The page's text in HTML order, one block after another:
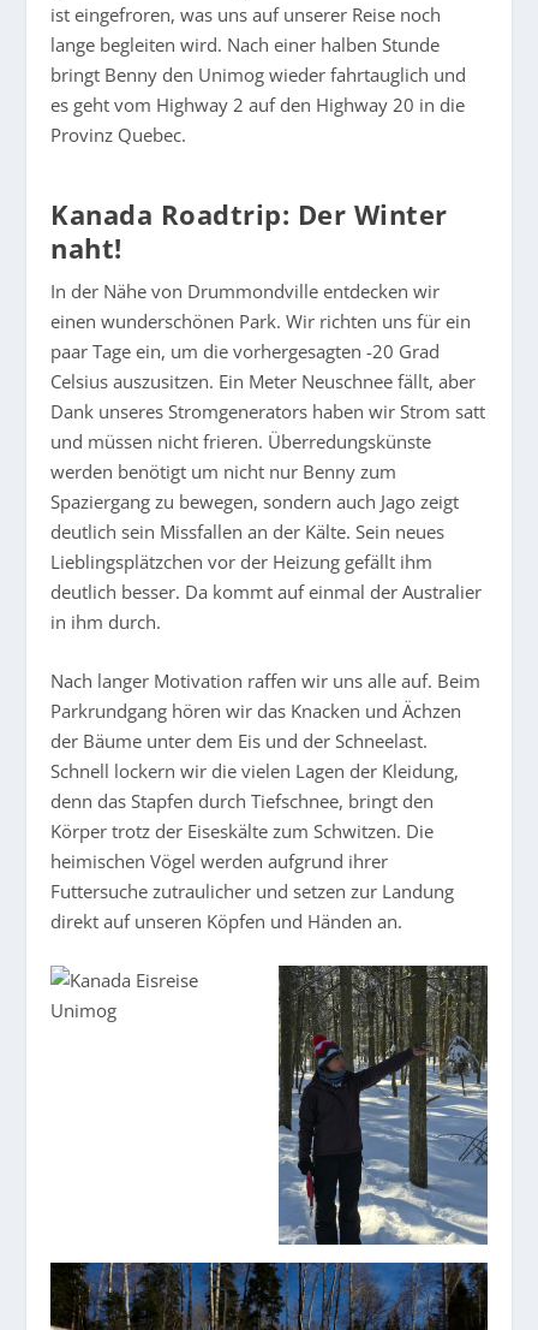
ist eingefroren, was uns auf unserer Reise noch
lange begleiten wird. Nach einer halben Stunde
bringt Benny den Unimog wieder fahrtauglich und
es geht vom Highway 2 auf den Highway 20 in die
Provinz Quebec.
Kanada Roadtrip: Der Winter
naht!
In der Nähe von Drummondville entdecken wir
einen wunderschönen Park. Wir richten uns für ein
paar Tage ein, um die vorhergesagten -20 Grad
Celsius auszusitzen. Ein Meter Neuschnee fällt, aber
Dank unseres Stromgenerators haben wir Strom satt
und müssen nicht frieren. Überredungskünste
werden benötigt um nicht nur Benny zum
Spaziergang zu bewegen, sondern auch Jago zeigt
deutlich sein Missfallen an der Kälte. Sein neues
Lieblingsplätzchen vor der Heizung gefällt ihm
deutlich besser. Da kommt auf einmal der Australier
in ihm durch.
Nach langer Motivation raffen wir uns alle auf. Beim
Parkrundgang hören wir das Knacken und Ächzen
der Bäume unter dem Eis und der Schneelast.
Schnell lockern wir die vielen Lagen der Kleidung,
denn das Stapfen durch Tiefschnee, bringt den
Körper trotz der Eiseskälte zum Schwitzen. Die
heimischen Vögel werden aufgrund ihrer
Futtersuche zutraulicher und setzen zur Landung
direkt auf unseren Köpfen und Händen an.